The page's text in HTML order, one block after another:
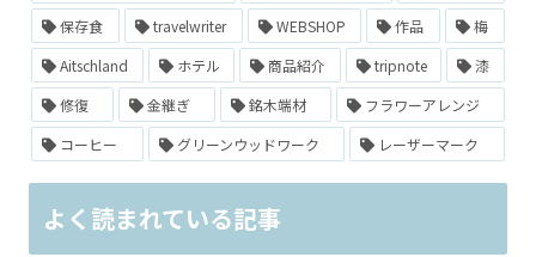
保存食
travelwriter WEBSHOP 作品
梅
Aitschland
ホテル 商品紹介 tripnote
漆
修復
金継ぎ 銘木端材
フラワーアレンジ
コーヒー
グリーンウッドワーク レーザーマーク
よく読まれている記事